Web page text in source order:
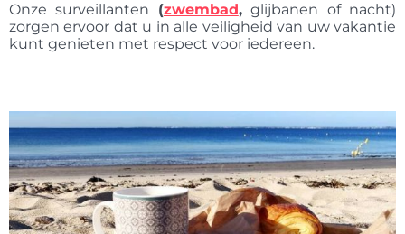
Onze surveillanten (zwembad,glijbanen of nacht)
zorgen ervoor dat u in alle veiligheid van uw vakantie
kunt genieten met respect voor iedereen.